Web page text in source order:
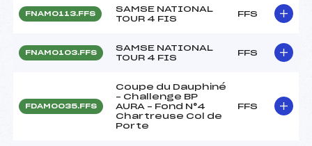
FNAM0113.FFS
SAMSE NATIONAL
TOUR 4 FIS
FFS
FNAM0103.FFS
SAMSE NATIONAL
TOUR 4 FIS
FFS
FDAM0035.FFS
Coupe du Dauphiné
– Challenge BP
AURA – Fond N°4
Chartreuse Col de
Porte
FFS